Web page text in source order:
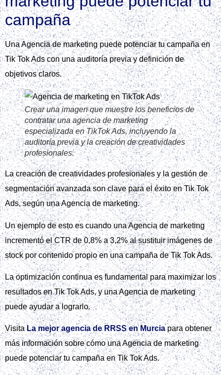
Al crear una campaña en Tik Tok Ads, es fundamental seguir
las mejores prácticas para evitar errores comunes. Una
Agencia de marketing puede ofrecer valiosa ayuda en este
proceso.
Crear una imagen que muestre las mejores
prácticas y errores comunes en TikTok Ads,
incluyendo el uso de creatividades de menos de
1 min 15 seg y la importancia de segmentar la
audiencia.
Según las recomendaciones oficiales de TikTok, es
importante utilizar creatividades de menos de 1 minuto 15
segundos, enfocarse en experiencias cotidianas y usar
humor y creadores para aumentar el engagement en Tik tok
ads.
Entre los errores típicos se encuentran el objetivo poco
claro, la segmentación demasiado amplia, creatividades
genéricas, la falta de pruebas A/B y la ausencia de
seguimiento de conversiones en las campañas de Tik tok
ads.
Para evitar estos errores, es crucial definir objetivos SMART,
elegir el objetivo publicitario adecuado en Tik tok ads y
alinear la estrategia con los recursos de la marca, algo en lo